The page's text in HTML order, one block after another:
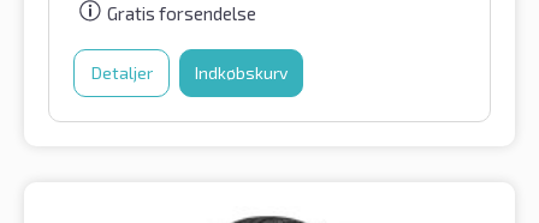
Gratis forsendelse
Detaljer Indkøbskurv